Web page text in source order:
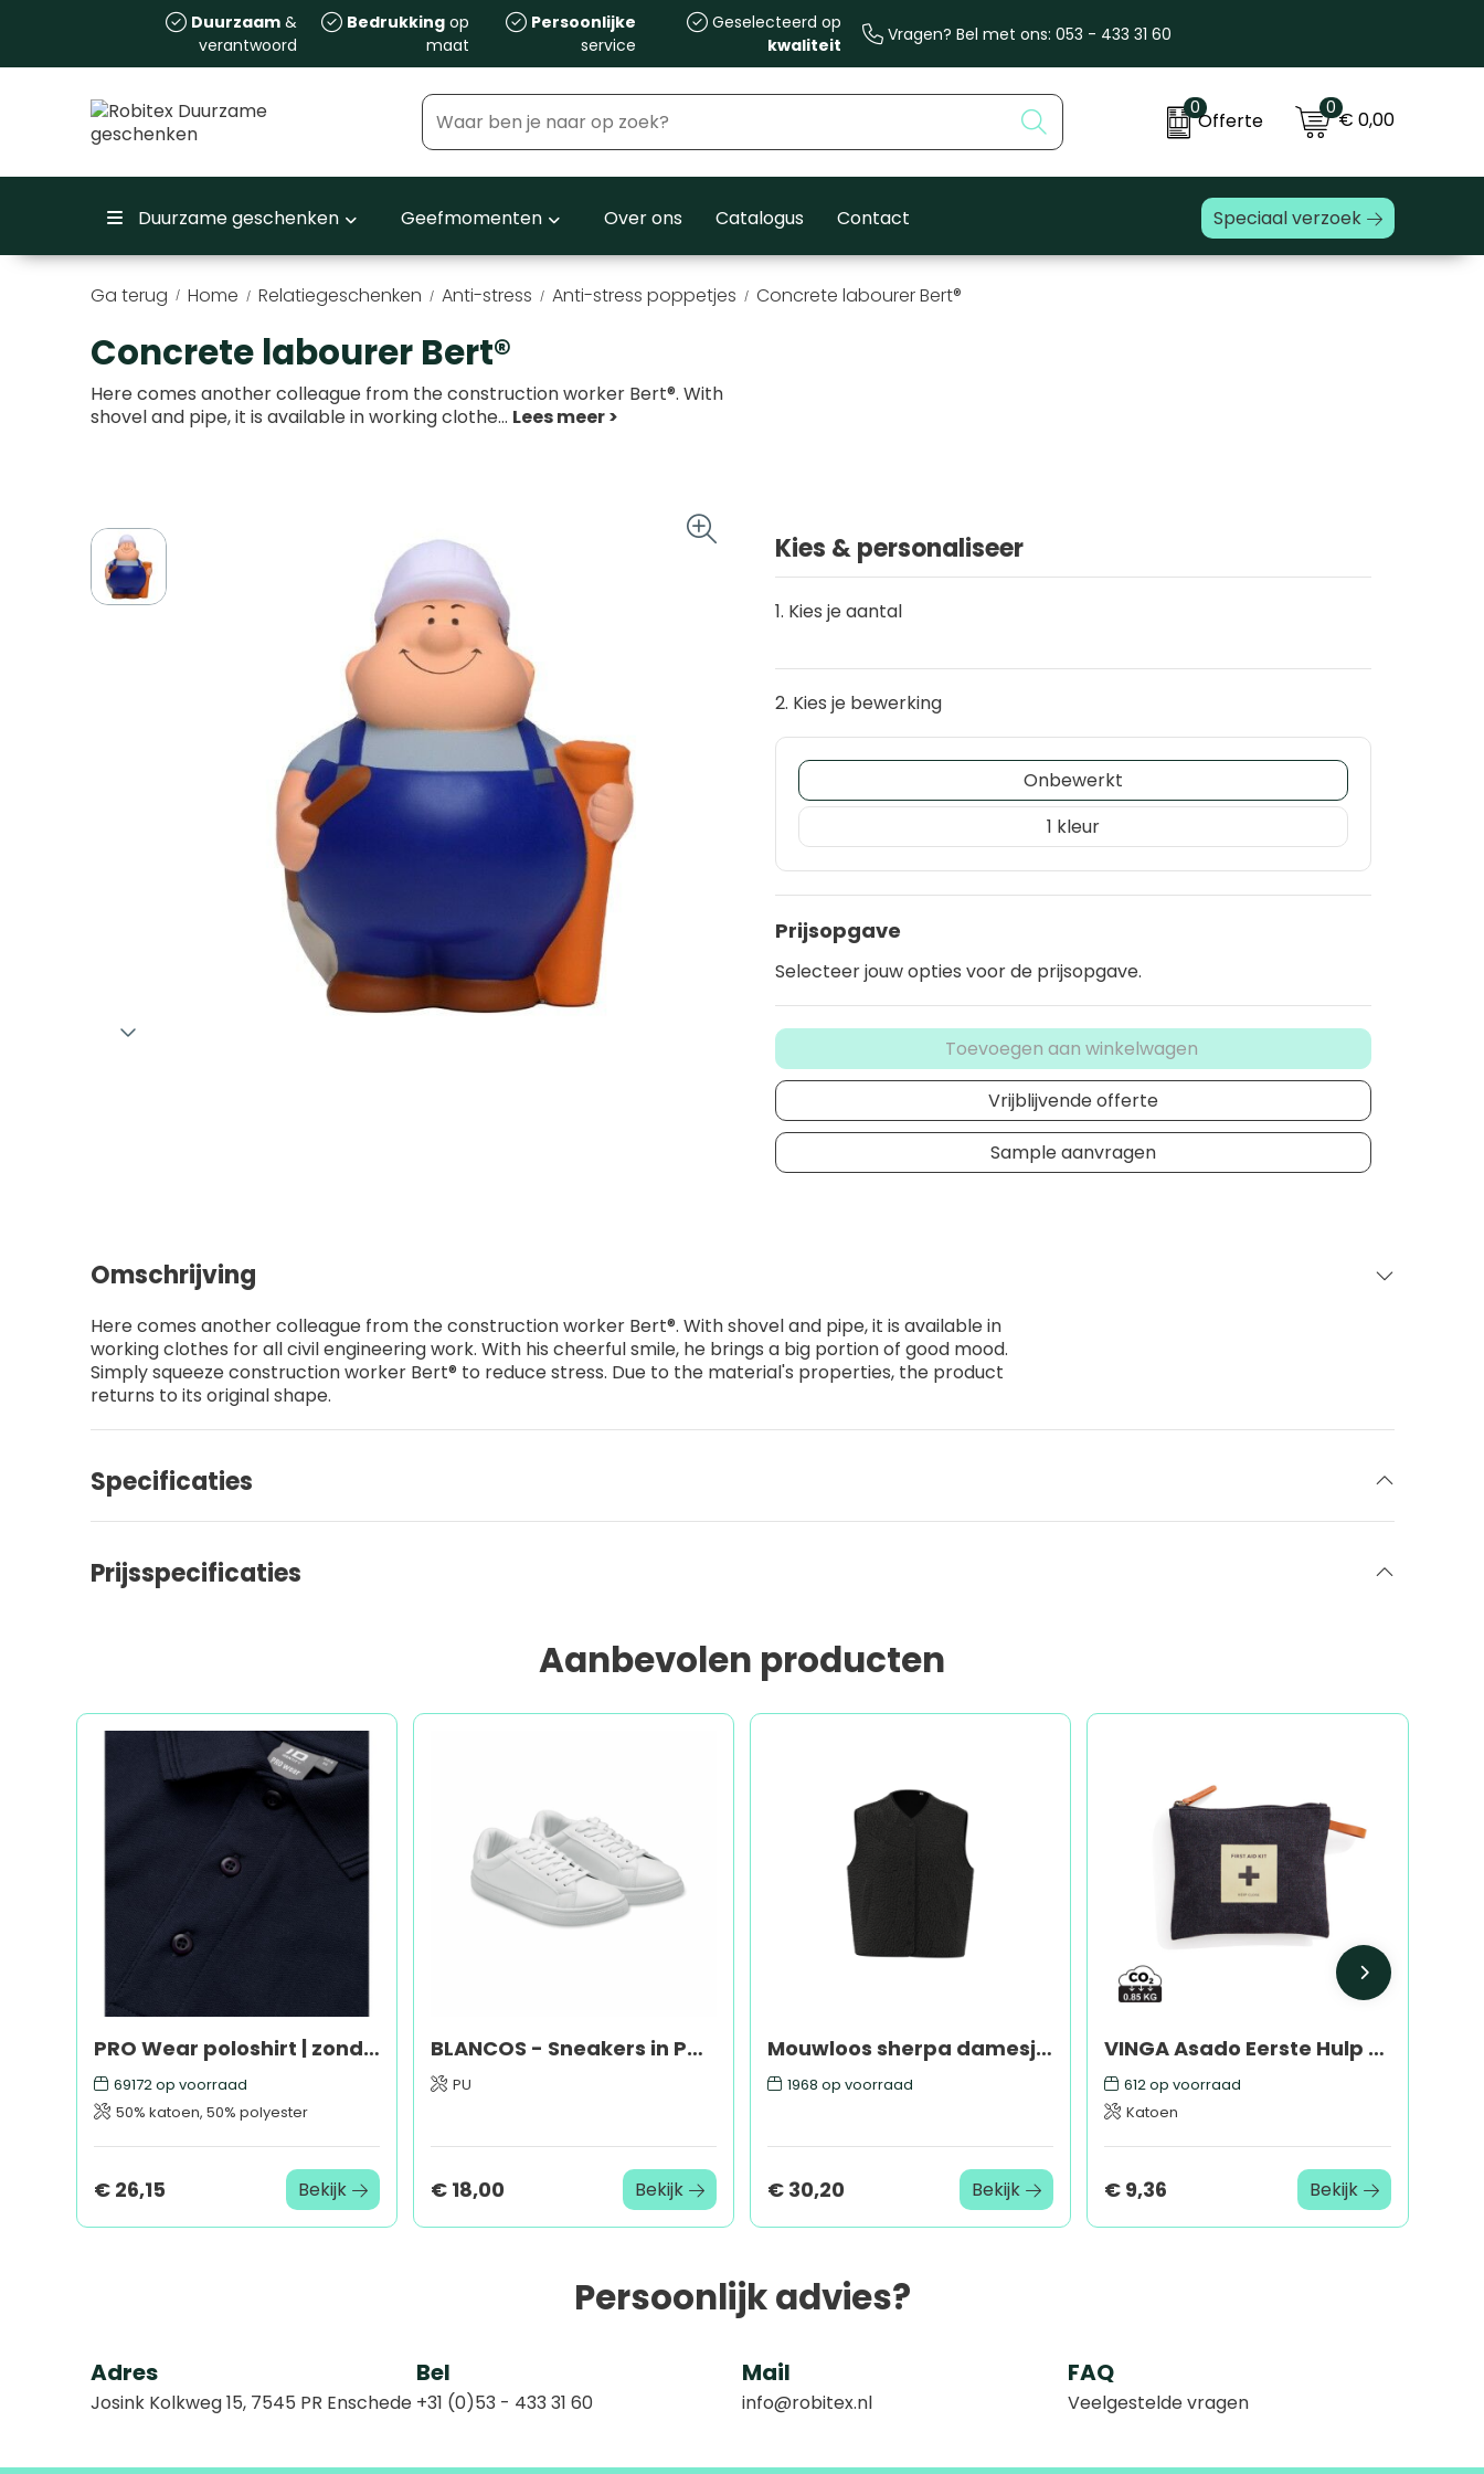
Duurzaam&
verantwoord
Bedrukkingop
maat
Persoonlijke
service
Geselecteerd op
kwaliteit
Vragen? Bel met ons: 053 - 433 31 60
0
Offerte
0€ 0,00
Duurzame geschenken Geefmomenten Over ons Catalogus Contact Speciaal verzoek
Ga terug / Home Relatiegeschenken Anti-stress Anti-stress poppetjes Concrete labourer Bert®
Concrete labourer Bert®
Here comes another colleague from the construction worker Bert®. With
shovel and pipe, it is available in working clothe...
Kies & personaliseer
1. Kies je aantal
2. Kies je bewerking
Onbewerkt
1
Prijsopgave
Selecteer jouw opties voor de prijsopgave.
Toevoegen aan winkelwagen
Vrijblijvende offerte
Sample aanvragen
Omschrijving
Here comes another colleague from the construction worker Bert®. With shovel and pipe, it is available in
working clothes for all civil engineering work. With his cheerful smile, he brings a big portion of good mood.
Simply squeeze construction worker Bert® to reduce stress. Due to the material's properties, the product
returns to its original shape.
Specificaties
Prijsspecificaties
Aanbevolen producten
PRO Wear poloshirt | zonder borstzak
69172op voorraad
50% katoen, 50% polyester
€ 26,15 Bekijk
BLANCOS - Sneakers in PU maat 37
PU
€ 18,00 Bekijk
Mouwloos sherpa damesjasje
1968 op voorraad
€ 30,20 Bekijk
VINGA Asado Eerste Hulp kit
612op voorraad
Katoen
€ 9,36 Bekijk
Persoonlijk advies?
Adres
Josink Kolkweg 15, 7545 PR Enschede
Bel
+31 (0)53 - 433 31 60
Mail
info@robitex.nl
FAQ
Veelgestelde vragen